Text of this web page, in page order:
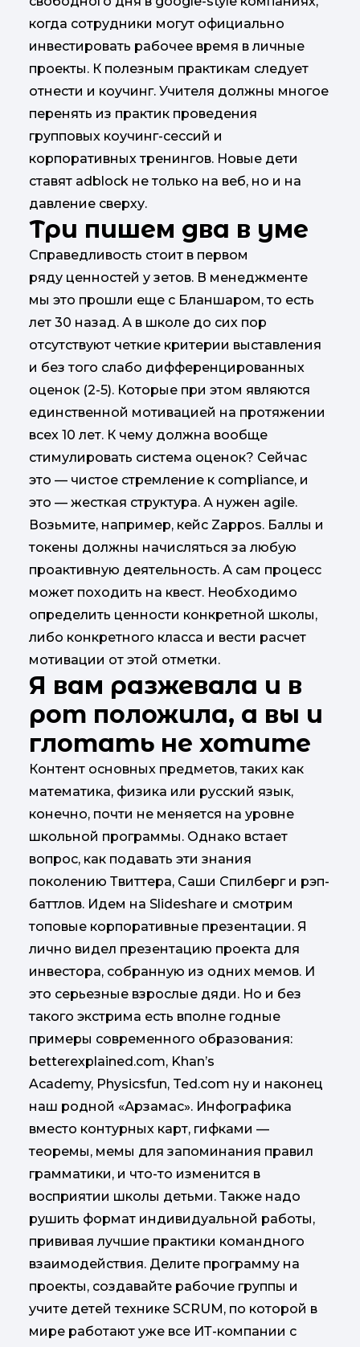
когда сотрудники могут официально
инвестировать рабочее время в личные
проекты. К полезным практикам следует
отнести и коучинг. Учителя должны многое
перенять из практик проведения
групповых коучинг-сессий и
корпоративных тренингов. Новые дети
ставят adblock не только на веб, но и на
давление сверху.
Три пишем два в уме
Справедливость стоит в первом
ряду ценностей у зетов. В менеджменте
мы это прошли еще с Бланшаром, то есть
лет 30 назад. А в школе до сих пор
отсутствуют четкие критерии выставления
и без того слабо дифференцированных
оценок (2-5). Которые при этом являются
единственной мотивацией на протяжении
всех 10 лет. К чему должна вообще
стимулировать система оценок? Сейчас
это — чистое стремление к compliance, и
это — жесткая структура. А нужен agile.
Возьмите, например, кейс Zappos. Баллы и
токены должны начисляться за любую
проактивную деятельность. А сам процесс
может походить на квест. Необходимо
определить ценности конкретной школы,
либо конкретного класса и вести расчет
мотивации от этой отметки.
Я вам разжевала и в
рот положила, а вы и
глотать не хотите
Контент основных предметов, таких как
математика, физика или русский язык,
конечно, почти не меняется на уровне
школьной программы. Однако встает
вопрос, как подавать эти знания
поколению Твиттера, Саши Спилберг и рэп-
баттлов. Идем на Slideshare и смотрим
топовые корпоративные презентации. Я
лично видел презентацию проекта для
инвестора, собранную из одних мемов. И
это серьезные взрослые дяди. Но и без
такого экстрима есть вполне годные
примеры современного образования:
betterexplained.com, Khan’s
Academy, Physicsfun, Ted.com ну и наконец
наш родной «Арзамас». Инфографика
вместо контурных карт, гифками —
теоремы, мемы для запоминания правил
грамматики, и что-то изменится в
восприятии школы детьми. Также надо
рушить формат индивидуальной работы,
прививая лучшие практики командного
взаимодействия. Делите программу на
проекты, создавайте рабочие группы и
учите детей технике SCRUM, по которой в
мире работают уже все ИТ-компании с